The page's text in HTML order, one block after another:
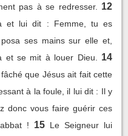
pas à se redresser.
12
et lui dit : Femme, tu es
ses mains sur elle et,
et se mit à louer Dieu.
14
que Jésus ait fait cette
à la foule, il lui dit : Il y
donc vous faire guérir ces
!
15 Le Seigneur lui